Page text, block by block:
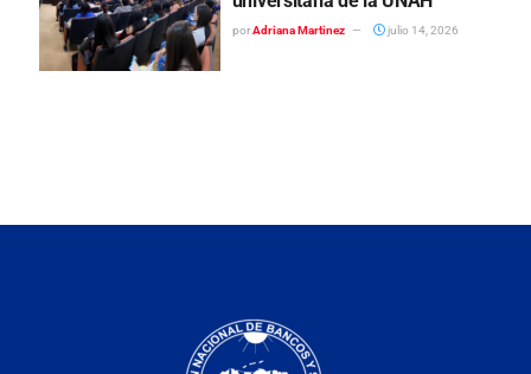
por Adriana Martinez julio 14, 2026